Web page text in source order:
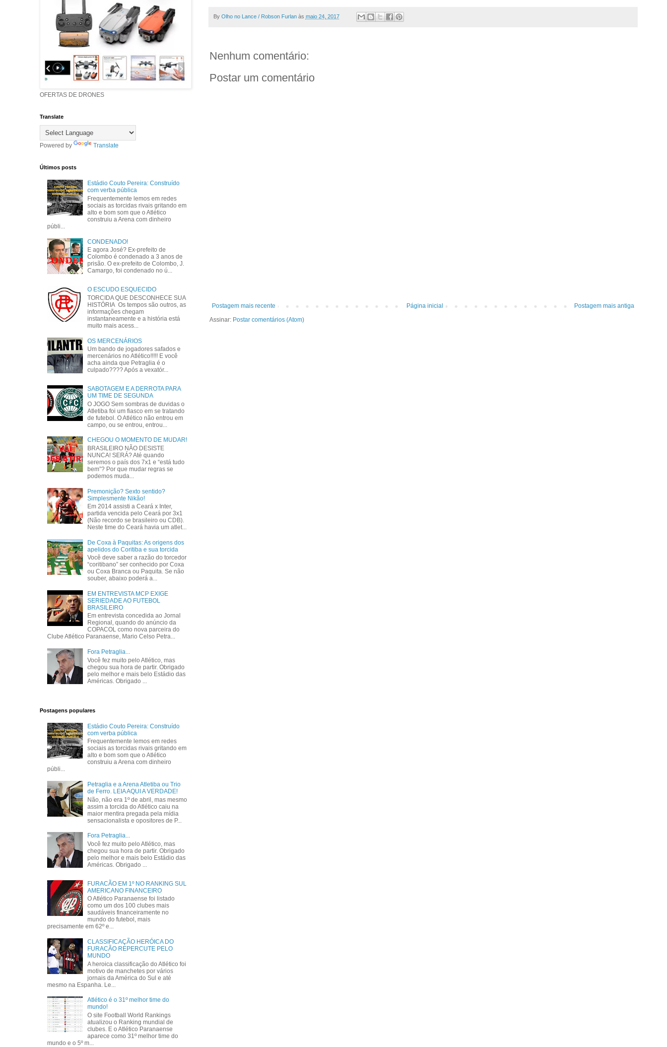
By Olho no Lance / Robson Furlan às maio 24, 2017
Nenhum comentário:
Postar um comentário
Postagem mais recente Postagem mais antiga
Página inicial
Assinar: Postar comentários (Atom)
OFERTAS DE DRONES
Translate
Powered by Translate
Últimos posts
Estádio Couto Pereira: Construído
com verba pública
Frequentemente lemos em redes
sociais as torcidas rivais gritando em
alto e bom som que o Atlético
construiu a Arena com dinheiro
públi...
CONDENADO!
E agora José? Ex-prefeito de
Colombo é condenado a 3 anos de
prisão. O ex-prefeito de Colombo, J.
Camargo, foi condenado no ú...
O ESCUDO ESQUECIDO
TORCIDA QUE DESCONHECE SUA
HISTÓRIA Os tempos são outros, as
informações chegam
instantaneamente e a história está
muito mais acess...
OS MERCENÁRIOS
Um bando de jogadores safados e
mercenários no Atlético!!!!! E você
acha ainda que Petraglia é o
culpado???? Após a vexatór...
SABOTAGEM E A DERROTA PARA
UM TIME DE SEGUNDA
O JOGO Sem sombras de duvidas o
Atletiba foi um fiasco em se tratando
de futebol. O Atlético não entrou em
campo, ou se entrou, entrou...
CHEGOU O MOMENTO DE MUDAR!
BRASILEIRO NÃO DESISTE
NUNCA! SERÁ? Até quando
seremos o país dos 7x1 e “está tudo
bem”? Por que mudar regras se
podemos muda...
Premonição? Sexto sentido?
Simplesmente Nikão!
Em 2014 assisti a Ceará x Inter,
partida vencida pelo Ceará por 3x1
(Não recordo se brasileiro ou CDB).
Neste time do Ceará havia um atlet...
De Coxa à Paquitas: As origens dos
apelidos do Coritiba e sua torcida
Você deve saber a razão do torcedor
“coritibano” ser conhecido por Coxa
ou Coxa Branca ou Paquita. Se não
souber, abaixo poderá a...
EM ENTREVISTA MCP EXIGE
SERIEDADE AO FUTEBOL
BRASILEIRO
Em entrevista concedida ao Jornal
Regional, quando do anúncio da
COPACOL como nova parceira do
Clube Atlético Paranaense, Mario Celso Petra...
Fora Petraglia...
Você fez muito pelo Atlético, mas
chegou sua hora de partir. Obrigado
pelo melhor e mais belo Estádio das
Américas. Obrigado ...
Postagens populares
Estádio Couto Pereira: Construído
com verba pública
Frequentemente lemos em redes
sociais as torcidas rivais gritando em
alto e bom som que o Atlético
construiu a Arena com dinheiro
públi...
Petraglia e a Arena Atletiba ou Trio
de Ferro. LEIA AQUI A VERDADE!
Não, não era 1º de abril, mas mesmo
assim a torcida do Atlético caiu na
maior mentira pregada pela mídia
sensacionalista e opositores de P...
Fora Petraglia...
Você fez muito pelo Atlético, mas
chegou sua hora de partir. Obrigado
pelo melhor e mais belo Estádio das
Américas. Obrigado ...
FURACÃO EM 1º NO RANKING SUL
AMERICANO FINANCEIRO
O Atlético Paranaense foi listado
como um dos 100 clubes mais
saudáveis financeiramente no
mundo do futebol, mais
precisamente em 62º e...
CLASSIFICAÇÃO HERÓICA DO
FURACÃO REPERCUTE PELO
MUNDO
A heroica classificação do Atlético foi
motivo de manchetes por vários
jornais da América do Sul e até
mesmo na Espanha. Le...
Atlético é o 31º melhor time do
mundo!
O site Football World Rankings
atualizou o Ranking mundial de
clubes. E o Atlético Paranaense
aparece como 31º melhor time do
mundo e o 5º m...